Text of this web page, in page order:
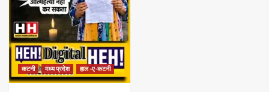
कटनी मध्य प्रदेश हाल -ए-कटनी